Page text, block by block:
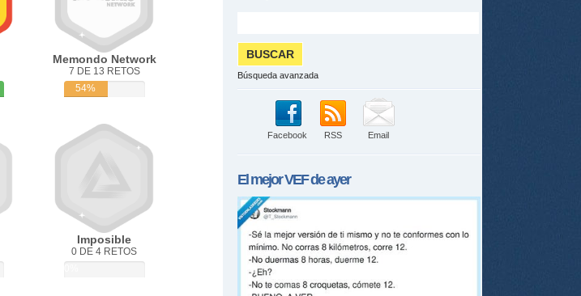
Memondo Network
7 DE 13 RETOS
54%
Imposible
0 DE 4 RETOS
Búsqueda avanzada
Facebook RSS Email
El mejorVEFde ayer